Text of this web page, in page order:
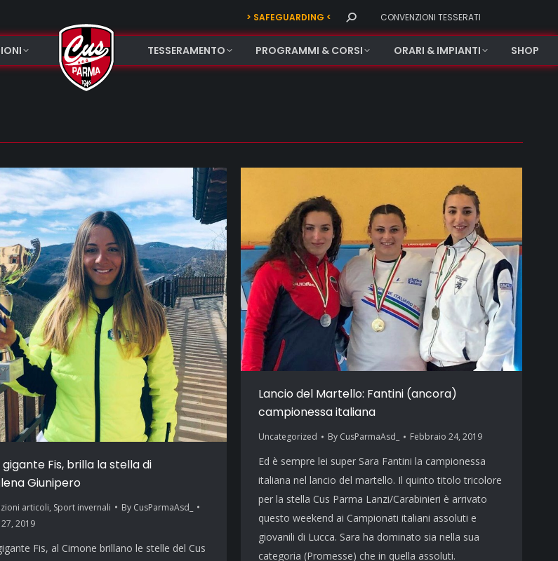
> SAFEGUARDING < Search: CONVENZIONI TESSERATI
TESSERAMENTO PROGRAMMI & CORSI ORARI & IMPIANTI SHOP
Fis, brilla la stella di
Giunipero
articoli, Sport invernali By CusParmaAsd_
2019
Fis, al Cimone brillano le stelle del Cus
Lancio del Martello: Fantini (ancora)
campionessa italiana
Uncategorized By CusParmaAsd_ Febbraio 24, 2019
Ed è sempre lei super Sara Fantini la campionessa
italiana nel lancio del martello. Il quinto titolo tricolore
per la stella Cus Parma Lanzi/Carabinieri è arrivato
questo weekend ai Campionati italiani assoluti e
giovanili di Lucca. Sara ha dominato sia nella sua
categoria (Promesse) che in quella assoluti.